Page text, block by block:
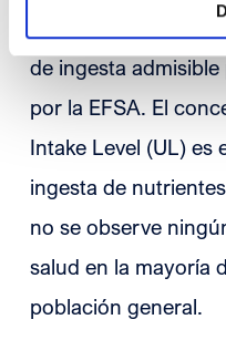
Se debe tener en
de ingesta
por la EFSA. El
Intake Level (UL) es
ingesta de
no se observe
salud en la mayoría
población general.